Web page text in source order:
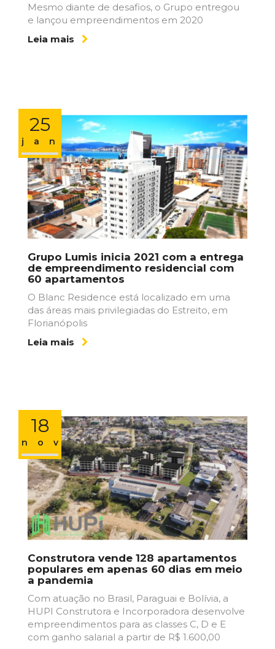
Mesmo diante de desafios, o Grupo entregou
e lançou empreendimentos em 2020
Leia mais
25
jan
Grupo Lumis inicia 2021 com a entrega
de empreendimento residencial com
60 apartamentos
O Blanc Residence está localizado em uma
das áreas mais privilegiadas do Estreito, em
Florianópolis
Leia mais
18
nov
Construtora vende 128 apartamentos
populares em apenas 60 dias em meio
a pandemia
Com atuação no Brasil, Paraguai e Bolívia, a
HUPI Construtora e Incorporadora desenvolve
empreendimentos para as classes C, D e E
com ganho salarial a partir de R$ 1.600,00